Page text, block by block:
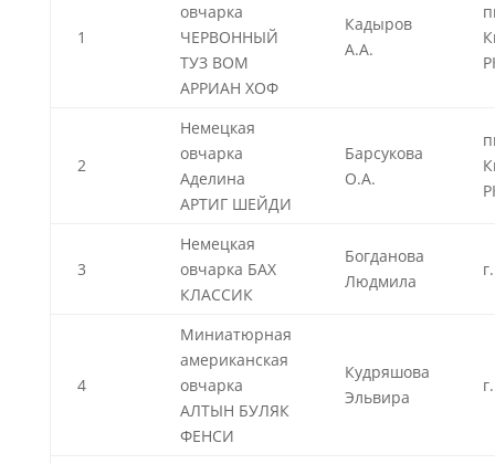
1
овчарка
ЧЕРВОННЫЙ
ТУЗ ВОМ
АРРИАН ХОФ
Кадыров
А.А.
2
Немецкая
овчарка
Аделина
АРТИГ ШЕЙДИ
Барсукова
О.А.
3
Немецкая
овчарка БАХ
КЛАССИК
Богданова
Людмила
4
Миниатюрная
американская
овчарка
АЛТЫН БУЛЯК
ФЕНСИ
Кудряшова
Эльвира